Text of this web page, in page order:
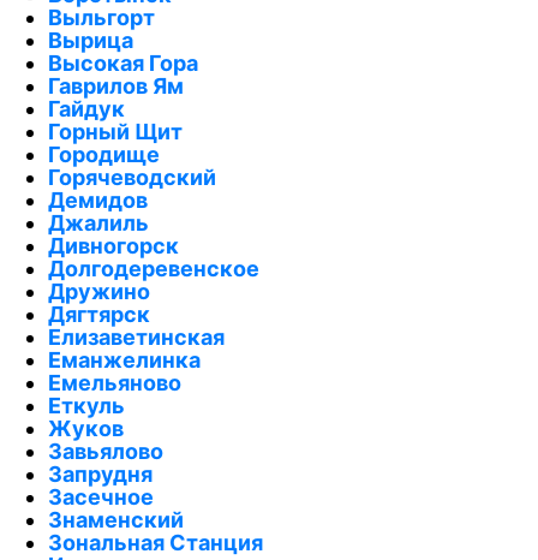
Выльгорт
Вырица
Высокая Гора
Гаврилов Ям
Гайдук
Горный Щит
Городище
Горячеводский
Демидов
Джалиль
Дивногорск
Долгодеревенское
Дружино
Дягтярск
Елизаветинская
Еманжелинка
Емельяново
Еткуль
Жуков
Завьялово
Запрудня
Засечное
Знаменский
Зональная Станция